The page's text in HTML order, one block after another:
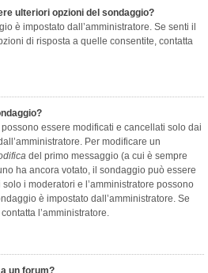
ulteriori opzioni del sondaggio?
è impostato dall’amministratore. Se senti il
di risposta a quelle consentite, contatta
essere modificati e cancellati solo dai
Per modificare un
del primo messaggio (a cui è sempre
ha ancora votato, il sondaggio può essere
i moderatori e l’amministratore possono
è impostato dall’amministratore. Se
l’amministratore.
un forum?